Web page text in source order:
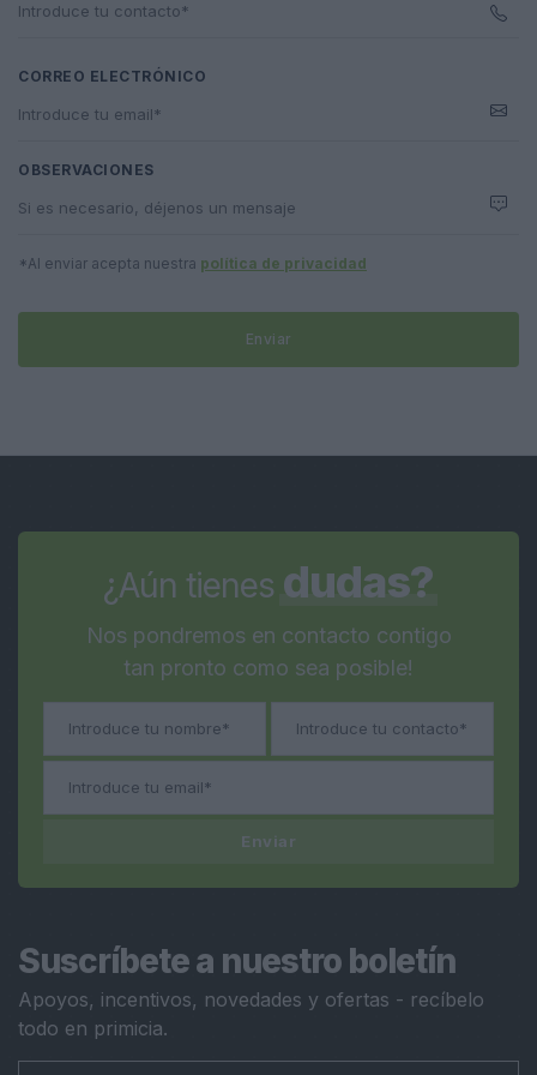
CORREO ELECTRÓNICO
OBSERVACIONES
*Al enviar acepta nuestra política de privacidad
Enviar
¿Aún tienes dudas?
Nos pondremos en contacto contigo
tan pronto como sea posible!
Enviar
Suscríbete a nuestro boletín
Apoyos, incentivos, novedades y ofertas - recíbelo
todo en primicia.